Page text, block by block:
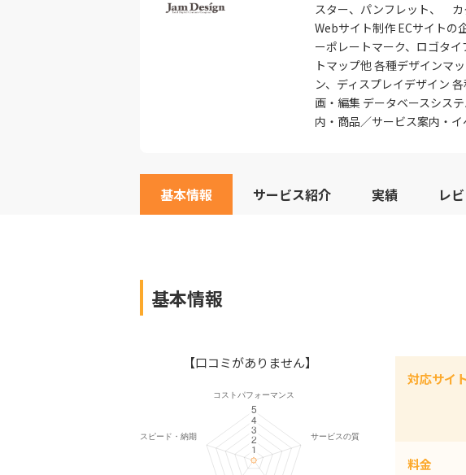
スター、パンフレット、 カ
Webサイト制作 ECサイトの
ーポレートマーク、ロゴタ
トマップ他 各種デザインマ
ン、ディスプレイデザイン
画・編集 データベースシス
内・商品／サービス案内・
基本情報 サービス紹介 実績 レ
基本情報
【口コミがありません】
対応サイ
料金